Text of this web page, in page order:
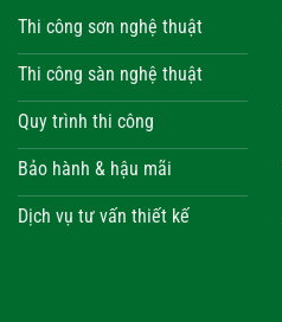
Thi công sơn nghệ thuật
Thi công sàn nghệ thuật
Quy trình thi công
Bảo hành & hậu mãi
Dịch vụ tư vấn thiết kế